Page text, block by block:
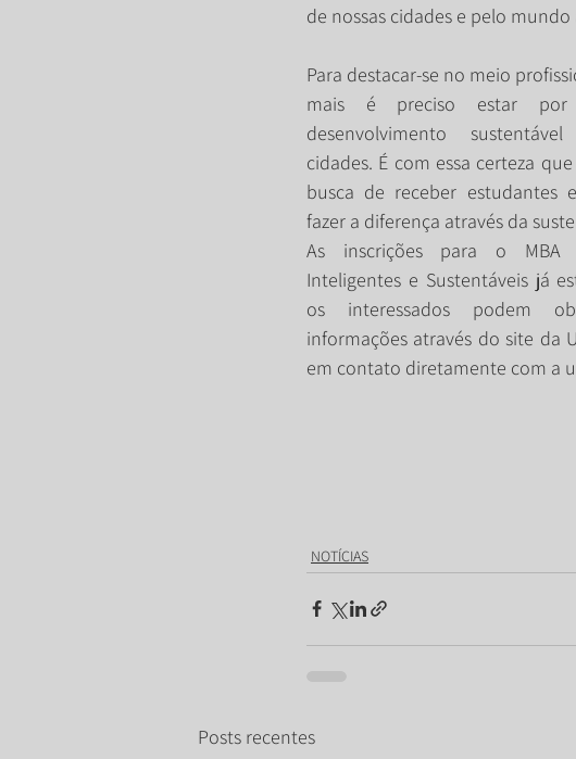
de nossas cidades e pelo mundo
Para destacar-se no meio
mais é preciso estar
desenvolvimento
cidades. É com essa certeza
busca de receber estudantes
fazer a diferença através da
As inscrições para o MBA
Inteligentes e Sustentáveis já
os interessados podem
informações através do site da
em contato diretamente com a
NOTÍCIAS
Posts recentes